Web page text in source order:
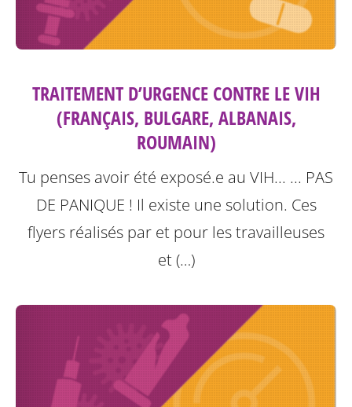
TRAITEMENT D’URGENCE CONTRE LE VIH
(FRANÇAIS, BULGARE, ALBANAIS,
ROUMAIN)
Tu penses avoir été exposé.e au VIH... ... PAS
DE PANIQUE ! Il existe une solution. Ces
flyers réalisés par et pour les travailleuses
et (…)